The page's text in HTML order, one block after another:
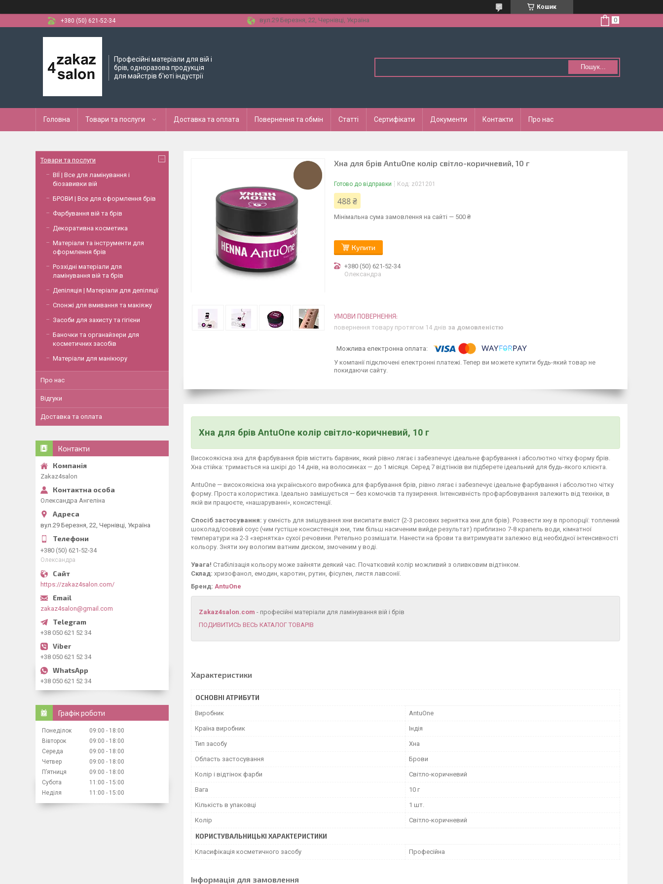
Кошик
+380 (50) 621-52-34
вул.29 Березня, 22, Чернівці, Україна
Професійні матеріали для вій і
брів, одноразова продукція
для майстрів б'юті індустрії
Пошук...
Головна Товари та послуги Доставка та оплата Повернення та обмін Статті Сертифікати Документи Контакти Про нас
Хна для брів AntuOne колір світло-коричневий, 10 г
Готово до відправки Код: z021201
488 ₴
Мінімальна сума замовлення на сайті — 500 ₴
Купити
+380 (50) 621-52-34
Олександра
повернення товару протягом 14 днів за домовленістю
У компанії підключені електронні платежі. Тепер ви можете купити будь-який товар не
покидаючи сайту.
Хна для брів AntuOne колір світло-коричневий, 10 г
Високоякісна хна для фарбування брів містить барвник, який рівно лягає і забезпечує ідеальне фарбування і абсолютно чітку форму брів.
Хна стійка: тримається на шкірі до 14 днів, на волосинках — до 1 місяця. Серед 7 відтінків ви підберете ідеальний для будь-якого клієнта.
AntuOne — високоякісна хна українського виробника для фарбування брів, рівно лягає і забезпечує ідеальне фарбування і абсолютно чітку
форму. Проста колористика. Ідеально замішується — без комочків та пузирення. Інтенсивність профарбовування залежить від техніки, в
якій ви працюєте, «нашаруванні», консистенції.
Спосіб застосування: у ємність для змішування хни висипати вміст (2-3 рисових зернятка хни для брів). Розвести хну в пропорції: топлений
шоколад/соєвий соус (чим густіше консистенція хни, тим більш насиченим вийде результат) приблизно 7-8 крапель води, кімнатної
температури на 2-3 «зернятка» сухої речовини. Ретельно розмішати. Нанести на брови та витримувати залежно від необхідної інтенсивності
кольору. Зняти хну вологим ватним диском, змоченим у воді.
Увага! Стабілізація кольору може зайняти деякий час. Початковий колір можливий з оливковим відтінком.
Склад: хризофанол, емодин, каротин, рутин, фісулен, листя лавсонії.
Бренд: AntuOne
Zakaz4salon.com - професійні матеріали для ламінування вій і брів
ПОДИВИТИСЬ ВЕСЬ КАТАЛОГ ТОВАРІВ
Характеристики
ОСНОВНІ АТРИБУТИ
Виробник AntuOne
Країна виробник Індія
Тип засобу Хна
Область застосування Брови
Колір і відтінок фарби Світло-коричневий
Вага 10 г
Кількість в упаковці 1 шт.
Колір Світло-коричневий
КОРИСТУВАЛЬНИЦЬКІ ХАРАКТЕРИСТИКИ
Класифікація косметичного засобу Професійна
Інформація для замовлення
Товари та послуги
ВІЇ | Все для ламінування і
біозавивки вій
БРОВИ | Все для оформлення брів
Фарбування вій та брів
Декоративна косметика
Матеріали та інструменти для
оформлення брів
Розхідні матеріали для
ламінування вій та брів
Депіляція | Матеріали для депіляції
Спонжі для вмивання та макіяжу
Засоби для захисту та гігієни
Баночки та органайзери для
косметичних засобів
Матеріали для манікюру
Про нас
Відгуки
Доставка та оплата
Контакти
Zakaz4salon
Олександра Ангеліна
вул.29 Березня, 22, Чернівці, Україна
+380 (50) 621-52-34
Олександра
https://zakaz4salon.com/
zakaz4salon@gmail.com
+38 050 621 52 34
+38 050 621 52 34
+38 050 621 52 34
Графік роботи
Понеділок 09:00
18:00
Вівторок
09:00
18:00
Середа
09:00
18:00
Четвер
09:00
18:00
Пʼятниця
09:00
18:00
Субота
11:00
15:00
Неділя
11:00 15:00